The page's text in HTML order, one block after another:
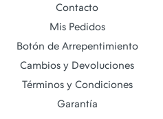
Contacto
Mis Pedidos
Botón de Arrepentimiento
Cambios y Devoluciones
Términos y Condiciones
Garantía